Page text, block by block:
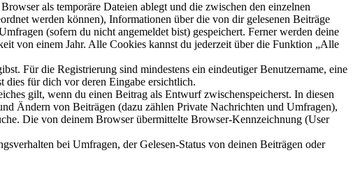
als temporäre Dateien ablegt und die zwischen den einzelnen
werden können), Informationen über die von dir gelesenen Beiträge
(sofern du nicht angemeldet bist) gespeichert. Ferner werden deine
von einem Jahr. Alle Cookies kannst du jederzeit über die Funktion „Alle
Für die Registrierung sind mindestens ein eindeutiger Benutzername, eine
dies für dich vor deren Eingabe ersichtlich.
gilt, wenn du einen Beitrag als Entwurf zwischenspeicherst. In diesen
Ändern von Beiträgen (dazu zählen Private Nachrichten und Umfragen),
Die von deinem Browser übermittelte Browser-Kennzeichnung (User
bei Umfragen, der Gelesen-Status von deinen Beiträgen oder